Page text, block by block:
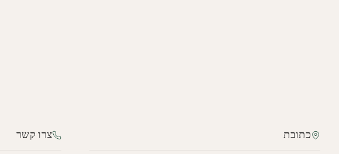
כתובת צרו קשר